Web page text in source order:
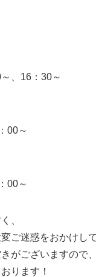
、16：30～
00～
00～
、
ご迷惑をおかけし
がございますので、
ります！